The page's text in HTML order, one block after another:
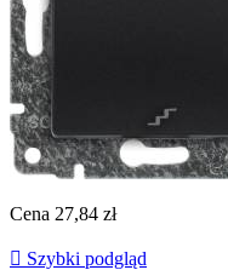
Cena 27,84 zł
 Szybki podgląd